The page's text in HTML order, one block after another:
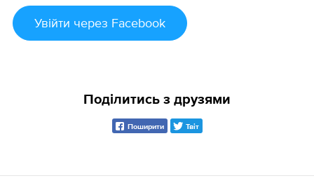
Увійти через Facebook
Поділитись з друзями
Поширити Твіт